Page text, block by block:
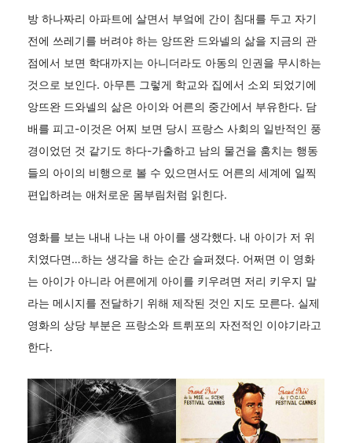
방 하나짜리 아파트에 살면서 부엌에 간이 침대를 두고 자기
전에 쓰레기를 버려야 하는 앙뜨완 드와넬의 삶을 지금의 관
점에서 보면 학대까지는 아니더라도 아동의 인권을 무시하는
것으로 보인다. 아무튼 그렇게 학교와 집에서 소외 되었기에
앙뜨완 드와넬의 삶은 아이와 어른의 중간에서 부유한다. 담
배를 피고-이것은 어찌 보면 당시 프랑스 사회의 일반적인 풍
경이었던 것 같기도 하다-가출하고 남의 물건을 훔치는 행동
들의 아이의 비행으로 볼 수 있으면서도 어른의 세계에 일찍
편입하려는 애처로운 몸부림처럼 읽힌다.
영화를 보는 내내 나는 내 아이를 생각했다. 내 아이가 저 위
치였다면…하는 생각을 하는 순간 슬퍼졌다. 어쩌면 이 영화
는 아이가 아니라 어른에게 아이를 키우려면 저리 키우지 말
라는 메시지를 전달하기 위해 제작된 것인 지도 모른다. 실제
영화의 상당 부분은 프랑소와 트뤼포의 자전적인 이야기라고
한다.